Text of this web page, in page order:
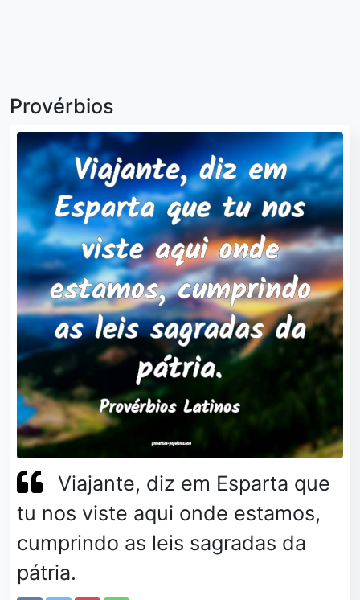
Provérbios
Viajante, diz em Esparta que
tu nos viste aqui onde estamos,
cumprindo as leis sagradas da
pátria.